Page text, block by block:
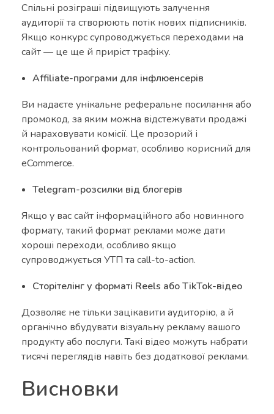
Спільні розіграші підвищують залучення
аудиторії та створюють потік нових підписників.
Якщо конкурс супроводжується переходами на
сайт — це ще й приріст трафіку.
Affiliate-програми для інфлюенсерів
Ви надаєте унікальне реферальне посилання або
промокод, за яким можна відстежувати продажі
й нараховувати комісії. Це прозорий і
контрольований формат, особливо корисний для
eCommerce.
Telegram-розсилки від блогерів
Якщо у вас сайт інформаційного або новинного
формату, такий формат реклами може дати
хороші переходи, особливо якщо
супроводжується УТП та call-to-action.
Сторітелінг у форматі Reels або TikTok-відео
Дозволяє не тільки зацікавити аудиторію, а й
органічно вбудувати візуальну рекламу вашого
продукту або послуги. Такі відео можуть набрати
тисячі переглядів навіть без додаткової реклами.
Висновки